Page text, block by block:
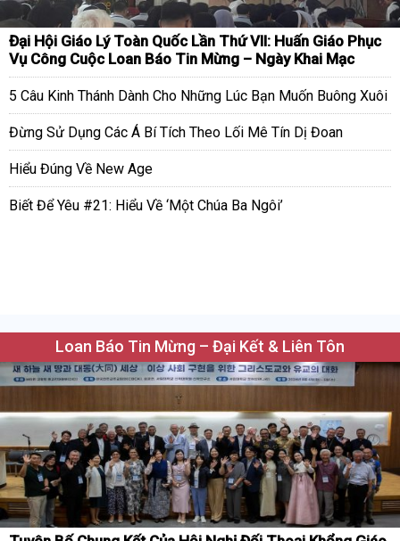
Đại Hội Giáo Lý Toàn Quốc Lần Thứ VII: Huấn Giáo Phục
Vụ Công Cuộc Loan Báo Tin Mừng – Ngày Khai Mạc
5 Câu Kinh Thánh Dành Cho Những Lúc Bạn Muốn Buông Xuôi
Đừng Sử Dụng Các Á Bí Tích Theo Lối Mê Tín Dị Đoan
Hiểu Đúng Về New Age
Biết Để Yêu #21: Hiểu Về ‘Một Chúa Ba Ngôi’
Loan Báo Tin Mừng – Đại Kết & Liên Tôn